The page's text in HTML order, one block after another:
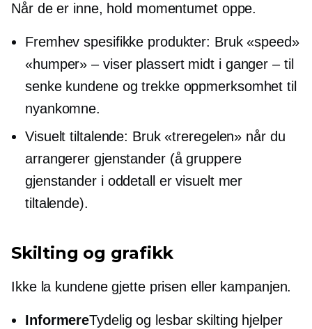
Når de er inne, hold momentumet oppe.
Fremhev spesifikke produkter: Bruk «speed»
«humper» – viserplassert midt i ganger – til
senke kundene og trekke oppmerksomhet til
nyankomne.
Visuelt tiltalende: Bruk «treregelen» når du
arrangerer gjenstander (å gruppere
gjenstander i oddetall er visuelt mer
tiltalende).
Skilting og grafikk
Ikke la kundene gjette prisen eller kampanjen.
InformereTydelig og lesbar skilting hjelper